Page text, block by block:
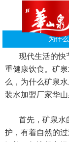
为什
现代生活的快
重健康饮食。矿
么，为什么矿泉
装水加盟厂家华山
首先，矿泉水
护，有着自然的